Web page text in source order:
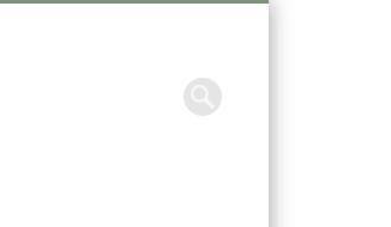
Fotografía y